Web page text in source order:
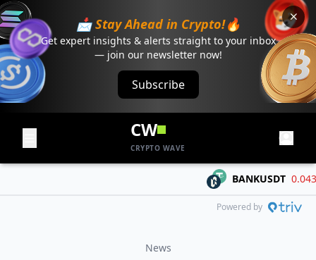
📩 Stay Ahead in Crypto!🔥
Get expert insights & alerts straight to your inbox
— join our newsletter now!
Subscribe
CW
CRYPTO WAVE
BANKUSDT 0.04303
Powered by
News